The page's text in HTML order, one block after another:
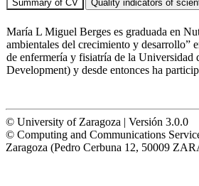
María L Miguel Berges es graduada en
ambientales del crecimiento y desarrollo”
de enfermería y fisiatría de la
Development) y desde entonces ha
© University of Zaragoza | Versión 3.0.0
© Computing and Communications
Zaragoza (Pedro Cerbuna 12, 50009